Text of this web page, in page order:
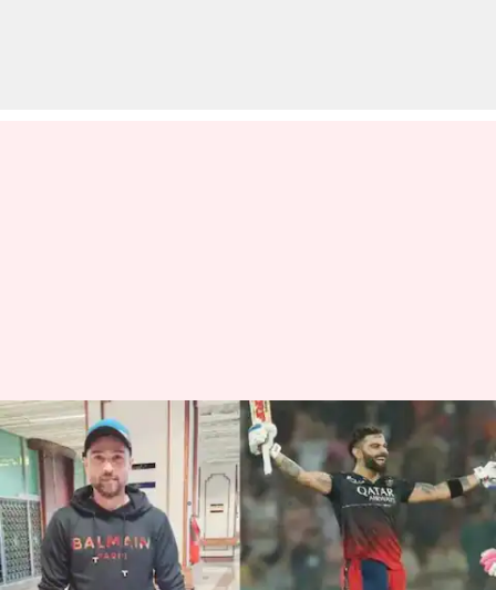
వన్ అండ్ ఓన్లీ రియల్ కింగ్ విరాట్
కోహ్లి : పాకిస్థాన్ స్టార్ ప్లేయర్
వ్రాసిన వారు Jayachandra Akuri May 19, 2023 12:10 pm
ఈ వార్తాకథనం ఏంటి